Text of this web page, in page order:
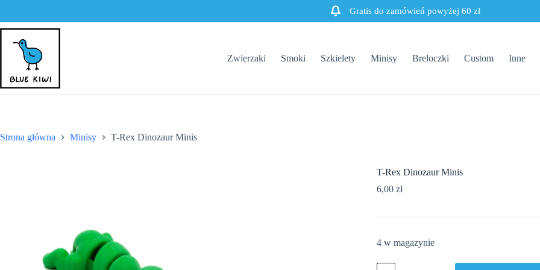
Gratis do zamówień powyżej 60 zł
Przejdź
treści
Zwierzaki Smoki Szkielety Minisy Breloczki Custom Inne
Strona główna Minisy T-Rex Dinozaur Minis
T-Rex Dinozaur Minis
6,00 zł
4 w magazynie
ilość